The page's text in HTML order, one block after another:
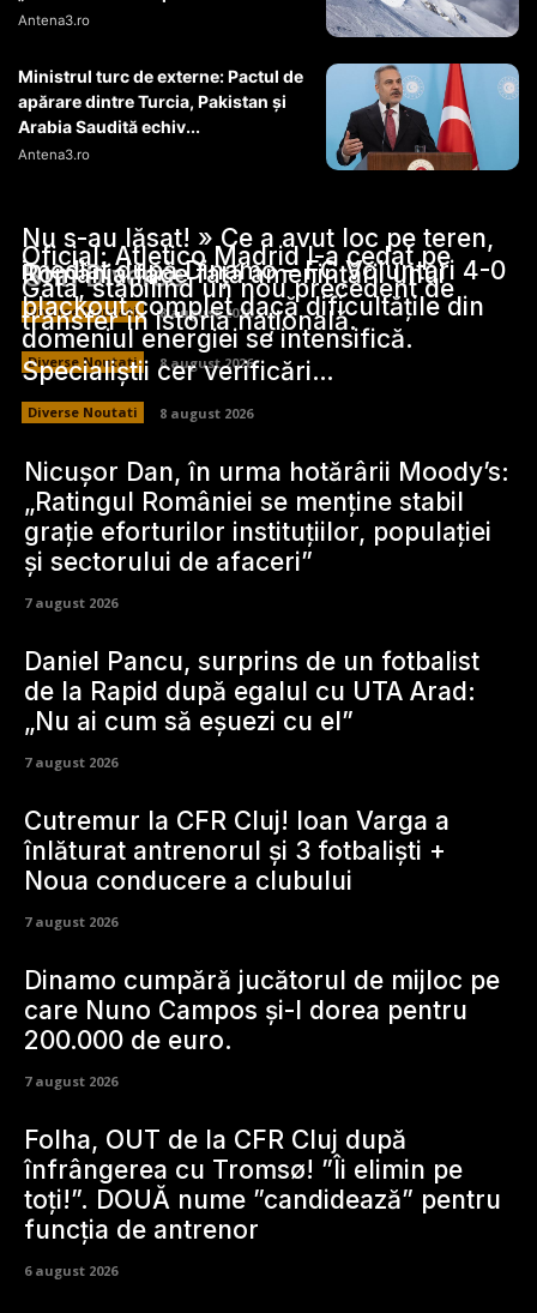
Antena3.ro
Ministrul turc de externe: Pactul de
apărare dintre Turcia, Pakistan şi
Arabia Saudită echiv...
Antena3.ro
Stiri Diverse:
Nu s-au lăsat! » Ce a avut loc pe teren,
imediat după Dinamo – FC Voluntari 4-0
Diverse Noutati 8 august 2026
Oficial: Atletico Madrid l-a cedat pe
Gata, stabilind un nou precedent de
transfer în istoria națională.
Diverse Noutati 8 august 2026
România face față amenințării unui
blackout complet dacă dificultățile din
domeniul energiei se intensifică.
Specialiștii cer verificări…
Diverse Noutati 8 august 2026
Nicușor Dan, în urma hotărârii Moody’s:
„Ratingul României se menține stabil
grație eforturilor instituțiilor, populației
și sectorului de afaceri”
7 august 2026
Daniel Pancu, surprins de un fotbalist
de la Rapid după egalul cu UTA Arad:
„Nu ai cum să eșuezi cu el”
7 august 2026
Cutremur la CFR Cluj! Ioan Varga a
înlăturat antrenorul și 3 fotbaliști +
Noua conducere a clubului
7 august 2026
Dinamo cumpără jucătorul de mijloc pe
care Nuno Campos și-l dorea pentru
200.000 de euro.
7 august 2026
Folha, OUT de la CFR Cluj după
înfrângerea cu Tromsø! ”Îi elimin pe
toți!”. DOUĂ nume ”candidează” pentru
funcția de antrenor
6 august 2026